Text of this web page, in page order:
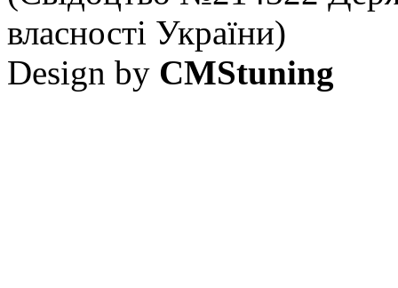
власності України)
Design by CMStuning